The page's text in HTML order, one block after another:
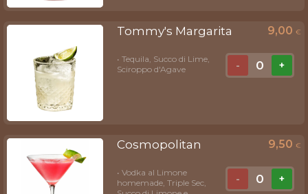
Tommy's Margarita 9,00 €
• Tequila, Succo di Lime,
Sciroppo d'Agave
- 0 +
Cosmopolitan 9,50 €
• Vodka al Limone
homemade, Triple Sec,
- 0 +